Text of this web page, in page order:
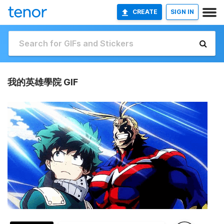
CREATE SIGN IN
我的英雄學院 GIF